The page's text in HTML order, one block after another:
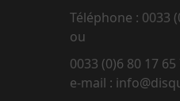
Téléphone : 0033
ou
0033 (0)6 80 17 65
e-mail :